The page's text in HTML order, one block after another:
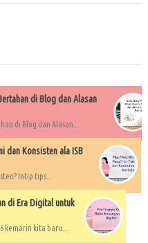
di Blog dan Alasan
di Blog dan Alasan...
dan Konsisten ala ISB
Intip tips...
di Era Digital untuk
kemarin kita baru...